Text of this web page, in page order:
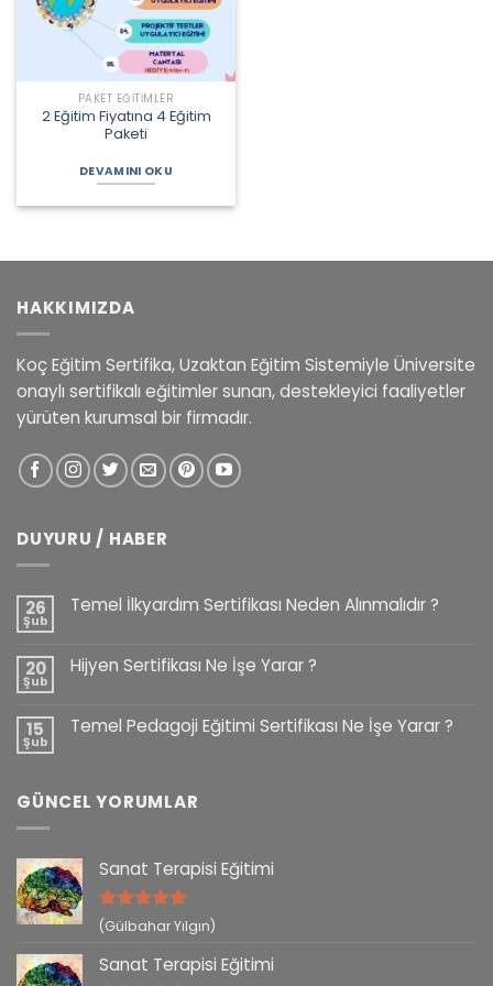
PAKET EĞITIMLER
2 Eğitim Fiyatına 4 Eğitim
Paketi
DEVAMINI OKU
HAKKIMIZDA
Koç Eğitim Sertifika, Uzaktan Eğitim Sistemiyle Üniversite
onaylı sertifikalı eğitimler sunan, destekleyici faaliyetler
yürüten kurumsal bir firmadır.
DUYURU / HABER
26
Şub
Temel İlkyardım Sertifikası Neden Alınmalıdır ?
20
Şub
Hijyen Sertifikası Ne İşe Yarar ?
15
Şub
Temel Pedagoji Eğitimi Sertifikası Ne İşe Yarar ?
GÜNCEL YORUMLAR
Sanat Terapisi Eğitimi
5 üzerinden
(Gülbahar Yılgın)
Sanat Terapisi Eğitimi